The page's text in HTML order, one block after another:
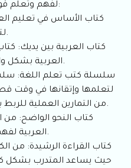
لفهم وتعلم قواعد اللغة العربية، ومنها ما يلي:
كتاب الأساس في تعليم
لتعلم فنون وقواعد اللغة العربية.
كتاب العربية بين يديك:
العربية بشكل واضح وبسيط لغير الناطقين بها.
سلسلة كتب تعلم اللغة:
لتعلمها وإتقانها في وقت
من التمارين العملية للربط بين الدراسة النظرية والتطبيقية.
كتاب النحو الواضح: من
العربية لفهم متكامل لقواعد النحو والصرف.
كتاب القراءة الرشيدة: من
حيث يساعد المتدرب بشكل